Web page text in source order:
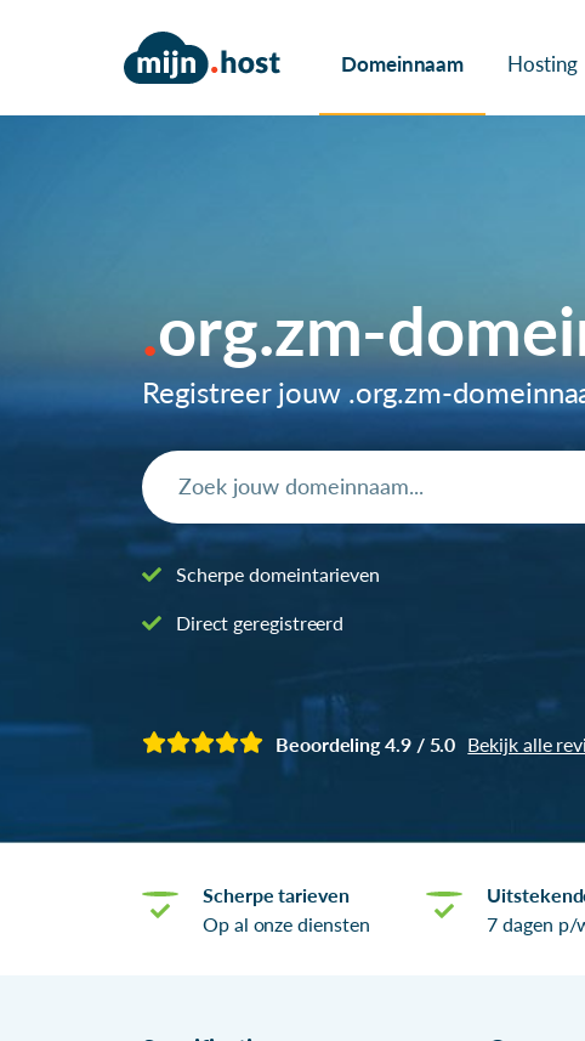
Domeinnaam Hosting
org.zm-
Registreer jouw .org.zm-
Scherpe domeintarieven
Direct geregistreerd
Beoordeling 4.9 / 5.0 Bekijk alle
Scherpe tarieven
Op al onze diensten
7 dagen p/